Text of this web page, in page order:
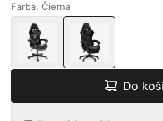
Farba: Čierna
Do